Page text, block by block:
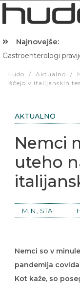
Najnovejše:
Gastroenterologi
Hudo / Aktualno /
iščejo v italijanskih
AKTUALNO
Nemci
uteho
M. N., STA
Nemci so v
pandemija
Kot kaže, so